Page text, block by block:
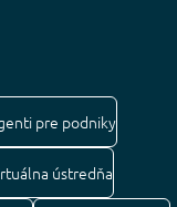
pre podniky
ústredňa